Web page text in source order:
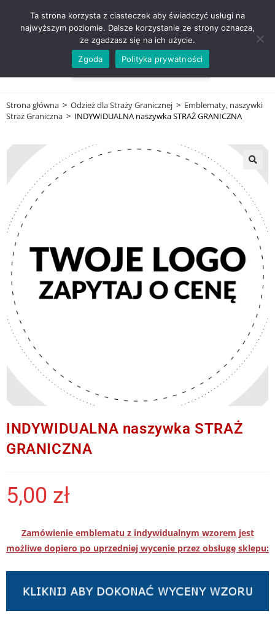
ZADZWOŃ TEL. 600 352 938
Strona główna > Odzież dla Straży Granicznej > Emblematy, naszywki
Straż Graniczna > INDYWIDUALNA naszywka STRAŻ GRANICZNA
INDYWIDUALNA naszywka STRAŻ
GRANICZNA
5,00 zł
Zamówienie emblematu z indywidualnym wzorem jest
możliwe dopiero po uprzedniej wycenie przez obsługę sklepu:
Ta strona korzysta z ciasteczek aby świadczyć usługi na
najwyższym poziomie. Dalsze korzystanie ze strony oznacza,
że zgadzasz się na ich użycie.
Zgoda
Polityka prywatności